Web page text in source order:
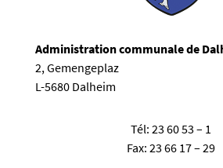
Administration communale de
2, Gemengeplaz
L-5680 Dalheim
Tél:23 60 53 – 1
Fax:23 66 17 – 29